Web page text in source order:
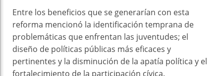
Entre los beneficios que se generarían con esta
reforma mencionó la identificación temprana de
problemáticas que enfrentan las juventudes; el
diseño de políticas públicas más eficaces y
pertinentes y la disminución de la apatía política y el
fortalecimiento de la participación cívica.